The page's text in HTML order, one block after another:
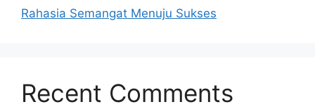
Rahasia Semangat Menuju Sukses
Recent Comments